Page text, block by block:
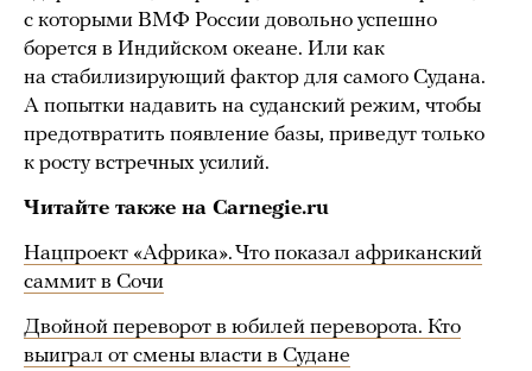
с которыми ВМФ России довольно успешно
борется в Индийском океане. Или как
на стабилизирующий фактор для самого Судана.
А попытки надавить на суданский режим, чтобы
предотвратить появление базы, приведут только
к росту встречных усилий.
Читайте также на Carnegie.ru
Нацпроект «Африка». Что показал африканский
саммит в Сочи
Двойной переворот в юбилей переворота. Кто
выиграл от смены власти в Судане